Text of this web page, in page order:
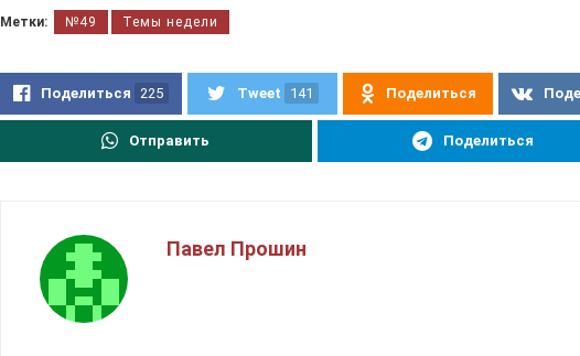
Метки: №49 Темы недели
Поделиться 225 Tweet 141 Поделиться
Отправить Поделиться
Павел Прошин